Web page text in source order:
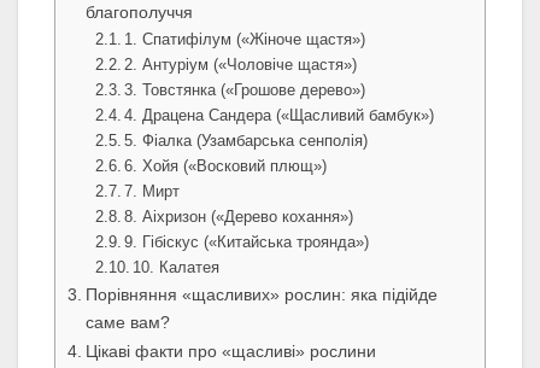
благополуччя
1. Спатифілум («Жіноче щастя»)
2. Антуріум («Чоловіче щастя»)
3. Товстянка («Грошове дерево»)
4. Драцена Сандера («Щасливий бамбук»)
5. Фіалка (Узамбарська сенполія)
6. Хойя («Восковий плющ»)
7. Мирт
8. Аіхризон («Дерево кохання»)
9. Гібіскус («Китайська троянда»)
10. Калатея
Порівняння «щасливих» рослин: яка підійде
саме вам?
Цікаві факти про «щасливі» рослини